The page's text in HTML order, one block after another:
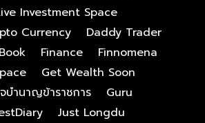
Investment Space
Currency
Daddy Trader
Finance
Finnomena
Get Wealth Soon
บํานาญข้าราชการ
Guru
Just Longdu